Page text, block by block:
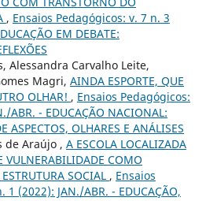
, Ensaios Pedagógicos: v. 7 n. 3
EM DEBATE:
Alessandra Carvalho Leite,
Magri, AINDA ESPORTE, QUE
OLHAR! , Ensaios Pedagógicos:
ABR. - EDUCAÇÃO NACIONAL:
ASPECTOS, OLHARES E ANÁLISES
de Araújo , A ESCOLA LOCALIZADA
VULNERABILIDADE COMO
SOCIAL , Ensaios
(2022): JAN./ABR. - EDUCAÇÃO,